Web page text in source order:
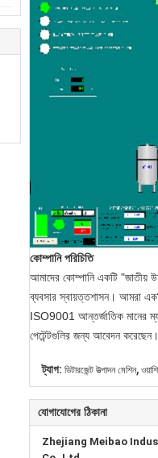
কোম্পানি পরিচিতি
আমাদের কোম্পানি একটি "জাতীয়
ব্যবসার স্বায়ত্তশাসন। আমরা
ISO9001 আন্তর্জাতিক মানের
পেটেন্টগুলির জন্য আবেদন করেছেন।
ট্যাগ: ডিটারজেন্ট উত্পাদন মেশিন,
যোগাযোগের ঠিকানা
Zhejiang Meibao